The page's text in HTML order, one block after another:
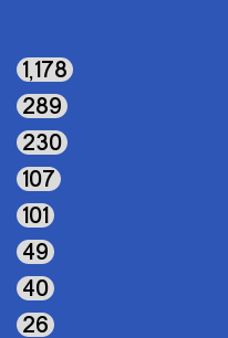
1٬178
289
230
107
101
49
40
26